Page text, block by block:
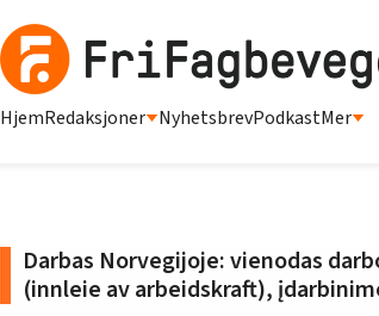
HjemRedaksjoner NyhetsbrevPodkastMer
Darbas Norvegijoje: vienodas
(innleie av arbeidskraft),